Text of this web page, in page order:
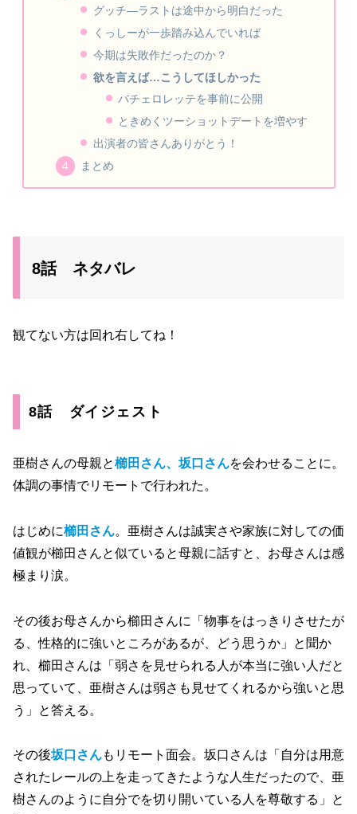
グッチ―ラストは途中から明白だった
くっしーが一歩踏み込んでいれば
今期は失敗作だったのか？
欲を言えば…こうしてほしかった
バチェロレッテを事前に公開
ときめくツーショットデートを増やす
出演者の皆さんありがとう！
まとめ
8話 ネタバレ
観てない方は回れ右してね！
8話 ダイジェスト
亜樹さんの母親と櫛田さん、坂口さんを会わせることに。
体調の事情でリモートで行われた。
はじめに櫛田さん。亜樹さんは誠実さや家族に対しての価
値観が櫛田さんと似ていると母親に話すと、お母さんは感
極まり涙。
その後お母さんから櫛田さんに「物事をはっきりさせたが
る、性格的に強いところがあるが、どう思うか」と聞か
れ、櫛田さんは「弱さを見せられる人が本当に強い人だと
思っていて、亜樹さんは弱さも見せてくれるから強いと思
う」と答える。
その後坂口さんもリモート面会。坂口さんは「自分は用意
されたレールの上を走ってきたような人生だったので、亜
樹さんのように自分でを切り開いている人を尊敬する」と